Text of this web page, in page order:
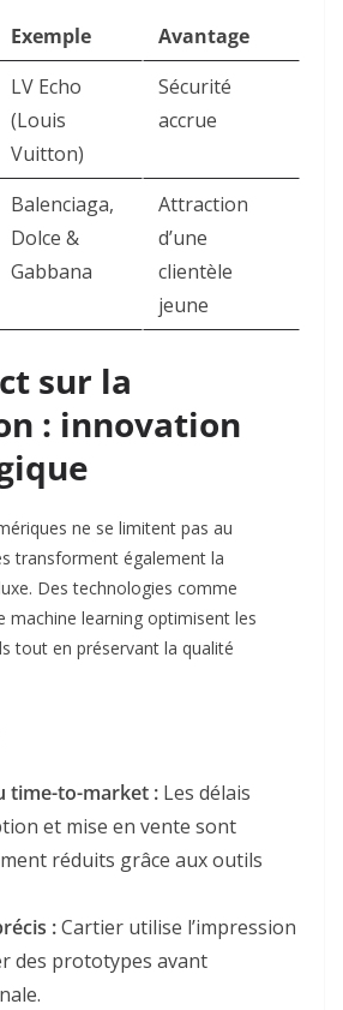
Exemple
Avantage
LV Echo
(Louis
Vuitton)
Sécurité
accrue
Balenciaga,
Dolce &
Gabbana
Attraction
d’une
clientèle
jeune
sur la
: innovation
ne se limitent pas au
transforment également la
Des technologies comme
machine learning optimisent les
tout en préservant la qualité
time-to-market : Les délais
et mise en vente sont
réduits grâce aux outils
:Cartier utilise l’impression
des prototypes avant
.